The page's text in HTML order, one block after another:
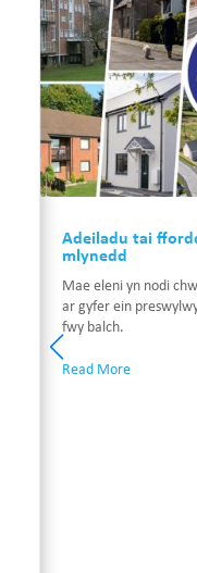
Adeiladu tai
mlynedd
Mae eleni yn nodi
ar gyfer ein
fwy balch.
Read More